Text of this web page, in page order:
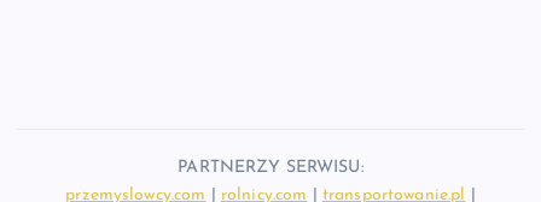
PARTNERZY SERWISU:
przemyslowcy.com
rolnicy.com transportowanie.pl